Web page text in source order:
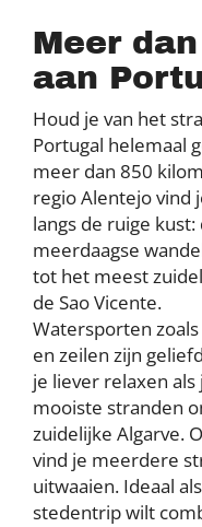
Meer
aan
Houd je van het
Portugal helemaal
meer dan 850
regio Alentejo vind
langs de ruige kust:
meerdaagse
tot het meest
de Sao Vicente.
Watersporten
en zeilen zijn
je liever relaxen
mooiste stranden
zuidelijke Algarve.
vind je meerdere
uitwaaien. Ideaal
stedentrip wilt